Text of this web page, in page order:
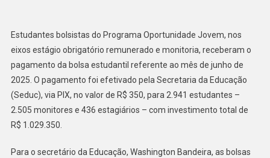
Estudantes bolsistas do Programa Oportunidade Jovem, nos
eixos estágio obrigatório remunerado e monitoria, receberam o
pagamento da bolsa estudantil referente ao mês de junho de
2025. O pagamento foi efetivado pela Secretaria da Educação
(Seduc), via PIX, no valor de R$ 350, para 2.941 estudantes –
2.505 monitores e 436 estagiários – com investimento total de
R$ 1.029.350.
Para o secretário da Educação, Washington Bandeira, as bolsas